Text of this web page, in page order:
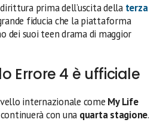
prima dell’uscita della terza
fiducia che la piattaforma
dei suoi teen drama di maggior
Errore 4 è ufficiale
internazionale come My Life
con una quarta stagione.